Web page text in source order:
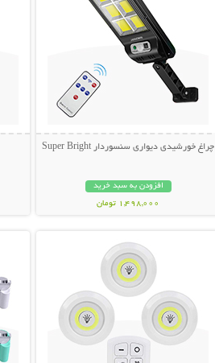
چراغ خورشیدی دیواری سنسوردار Super Bright
افزودن به سبد خرید
1,498,000 تومان